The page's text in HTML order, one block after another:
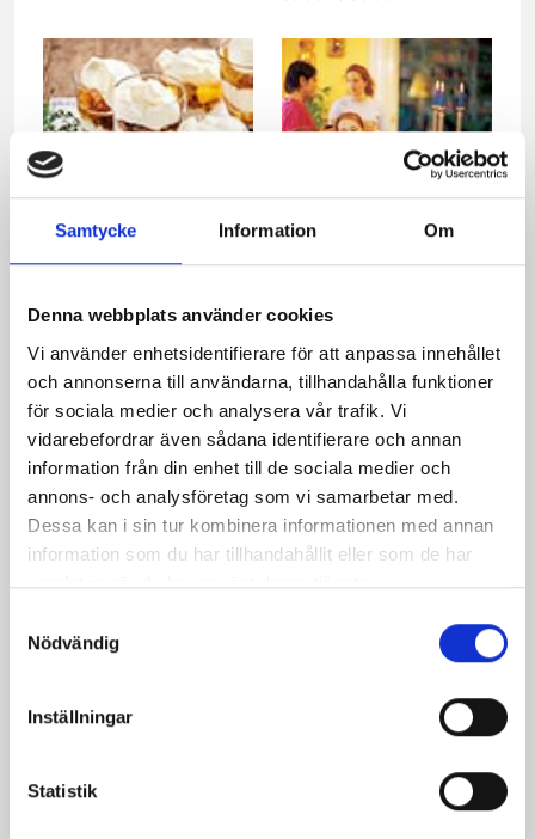
Samtycke Information Om
Denna webbplats använder cookies
Vi använder enhetsidentifierare för att anpassa innehållet
och annonserna till användarna, tillhandahålla funktioner
för sociala medier och analysera vår trafik. Vi
vidarebefordrar även sådana identifierare och annan
information från din enhet till de sociala medier och
annons- och analysföretag som vi samarbetar med.
Dessa kan i sin tur kombinera informationen med annan
information som du har tillhandahållit eller som de har
samlat in när du har använt deras tjänster.
Nödvändig
Inställningar
Statistik
apelsintrifflemed
Pepparkaksmuffins